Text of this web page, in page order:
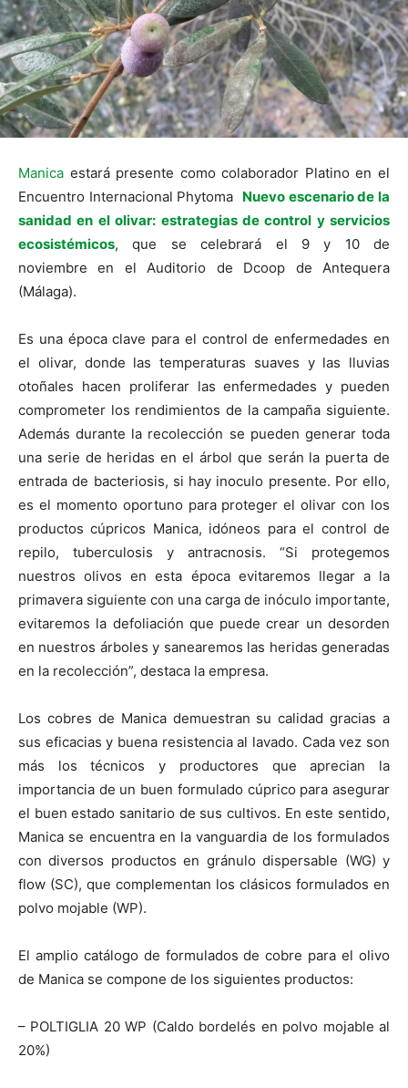
Manica estará presente como colaborador Platino en el
Encuentro Internacional Phytoma Nuevo escenario de la
sanidad en el olivar: estrategias de control y servicios
ecosistémicos, que se celebrará el 9 y 10 de
noviembre en el Auditorio de Dcoop de Antequera
(Málaga).
Es una época clave para el control de enfermedades en
el olivar, donde las temperaturas suaves y las lluvias
otoñales hacen proliferar las enfermedades y pueden
comprometer los rendimientos de la campaña siguiente.
Además durante la recolección se pueden generar toda
una serie de heridas en el árbol que serán la puerta de
entrada de bacteriosis, si hay inoculo presente. Por ello,
es el momento oportuno para proteger el olivar con los
productos cúpricos Manica, idóneos para el control de
repilo, tuberculosis y antracnosis. “Si protegemos
nuestros olivos en esta época evitaremos llegar a la
primavera siguiente con una carga de inóculo importante,
evitaremos la defoliación que puede crear un desorden
en nuestros árboles y sanearemos las heridas generadas
en la recolección”, destaca la empresa.
Los cobres de Manica demuestran su calidad gracias a
sus eficacias y buena resistencia al lavado. Cada vez son
más los técnicos y productores que aprecian la
importancia de un buen formulado cúprico para asegurar
el buen estado sanitario de sus cultivos. En este sentido,
Manica se encuentra en la vanguardia de los formulados
con diversos productos en gránulo dispersable (WG) y
flow (SC), que complementan los clásicos formulados en
polvo mojable (WP).
El amplio catálogo de formulados de cobre para el olivo
de Manica se compone de los siguientes productos:
– POLTIGLIA 20 WP (Caldo bordelés en polvo mojable al
20%)